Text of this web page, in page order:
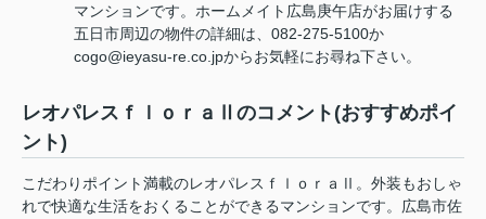
マンションです。ホームメイト広島庚午店がお届けする
五日市周辺の物件の詳細は、082-275-5100か
cogo@ieyasu-re.co.jpからお気軽にお尋ね下さい。
レオパレスｆｌｏｒａⅡのコメント(おすすめポイ
ント)
こだわりポイント満載のレオパレスｆｌｏｒａⅡ。外装もおしゃ
れで快適な生活をおくることができるマンションです。広島市佐